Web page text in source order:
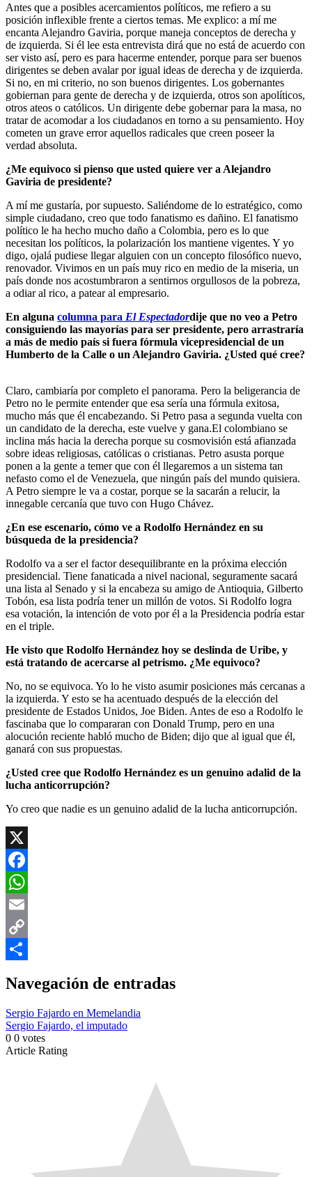
Antes que a posibles acercamientos políticos, me refiero a su
posición inflexible frente a ciertos temas. Me explico: a mí me
encanta Alejandro Gaviria, porque maneja conceptos de derecha y
de izquierda. Si él lee esta entrevista dirá que no está de acuerdo con
ser visto así, pero es para hacerme entender, porque para ser buenos
dirigentes se deben avalar por igual ideas de derecha y de izquierda.
Si no, en mi criterio, no son buenos dirigentes. Los gobernantes
gobiernan para gente de derecha y de izquierda, otros son apolíticos,
otros ateos o católicos. Un dirigente debe gobernar para la masa, no
tratar de acomodar a los ciudadanos en torno a su pensamiento. Hoy
cometen un grave error aquellos radicales que creen poseer la
verdad absoluta.
¿Me equivoco si pienso que usted quiere ver a Alejandro
Gaviria de presidente?
A mí me gustaría, por supuesto. Saliéndome de lo estratégico, como
simple ciudadano, creo que todo fanatismo es dañino. El fanatismo
político le ha hecho mucho daño a Colombia, pero es lo que
necesitan los políticos, la polarización los mantiene vigentes. Y yo
digo, ojalá pudiese llegar alguien con un concepto filosófico nuevo,
renovador. Vivimos en un país muy rico en medio de la miseria, un
país donde nos acostumbraron a sentirnos orgullosos de la pobreza,
a odiar al rico, a patear al empresario.
En alguna columna para El Espectadordije que no veo a Petro
consiguiendo las mayorías para ser presidente, pero arrastraría
a más de medio país si fuera fórmula vicepresidencial de un
Humberto de la Calle o un Alejandro Gaviria. ¿Usted qué cree?
Claro, cambiaría por completo el panorama. Pero la beligerancia de
Petro no le permite entender que esa sería una fórmula exitosa,
mucho más que él encabezando. Si Petro pasa a segunda vuelta con
un candidato de la derecha, este vuelve y gana.El colombiano se
inclina más hacia la derecha porque su cosmovisión está afianzada
sobre ideas religiosas, católicas o cristianas. Petro asusta porque
ponen a la gente a temer que con él llegaremos a un sistema tan
nefasto como el de Venezuela, que ningún país del mundo quisiera.
A Petro siempre le va a costar, porque se la sacarán a relucir, la
innegable cercanía que tuvo con Hugo Chávez.
¿En ese escenario, cómo ve a Rodolfo Hernández en su
búsqueda de la presidencia?
Rodolfo va a ser el factor desequilibrante en la próxima elección
presidencial. Tiene fanaticada a nivel nacional, seguramente sacará
una lista al Senado y si la encabeza su amigo de Antioquia, Gilberto
Tobón, esa lista podría tener un millón de votos. Si Rodolfo logra
esa votación, la intención de voto por él a la Presidencia podría estar
en el triple.
He visto que Rodolfo Hernández hoy se deslinda de Uribe, y
está tratando de acercarse al petrismo. ¿Me equivoco?
No, no se equivoca. Yo lo he visto asumir posiciones más cercanas a
la izquierda. Y esto se ha acentuado después de la elección del
presidente de Estados Unidos, Joe Biden. Antes de eso a Rodolfo le
fascinaba que lo compararan con Donald Trump, pero en una
alocución reciente habló mucho de Biden; dijo que al igual que él,
ganará con sus propuestas.
¿Usted cree que Rodolfo Hernández es un genuino adalid de la
lucha anticorrupción?
Yo creo que nadie es un genuino adalid de la lucha anticorrupción.
X
Facebook
WhatsApp
Email
Copy
Navegación de entradas
Sergio Fajardo en Memelandia
Sergio Fajardo, el imputado
0 0 votes
Article Rating